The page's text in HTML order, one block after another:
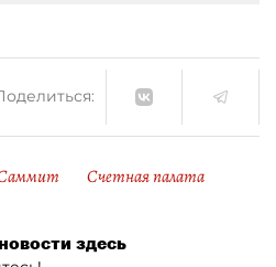
Счетная палата
здесь